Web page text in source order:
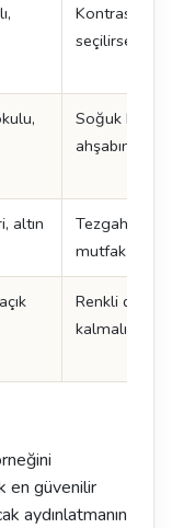
Kontrast
seçilirse
Soğuk
ahşabın
altın
Tezgah açık
mutfak daha
Renkli
kalmalı
en güvenilir
aydınlatmanın